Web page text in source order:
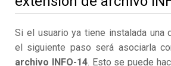
Si el usuario ya tiene instalada una
el siguiente paso será asociarla
archivo INFO-14. Esto se puede